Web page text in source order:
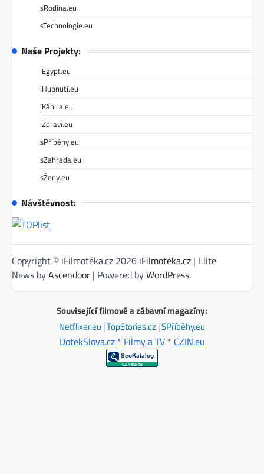
sRodina.eu
sTechnologie.eu
Naše Projekty:
iEgypt.eu
iHubnutí.eu
iKáhira.eu
iZdraví.eu
sPříběhy.eu
sZahrada.eu
sŽeny.eu
Návštěvnost:
Copyright © iFilmotéka.cz 2026 iFilmotéka.cz | Elite
News byAscendoor | Powered byWordPress.
Související filmové a zábavní magazíny:
Netflixer.eu |TopStories.cz|SPříběhy.eu
DotekSlova.cz* Filmy a TV* CZIN.eu